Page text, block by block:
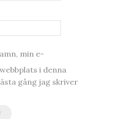
min e-
i denna
gång jag skriver